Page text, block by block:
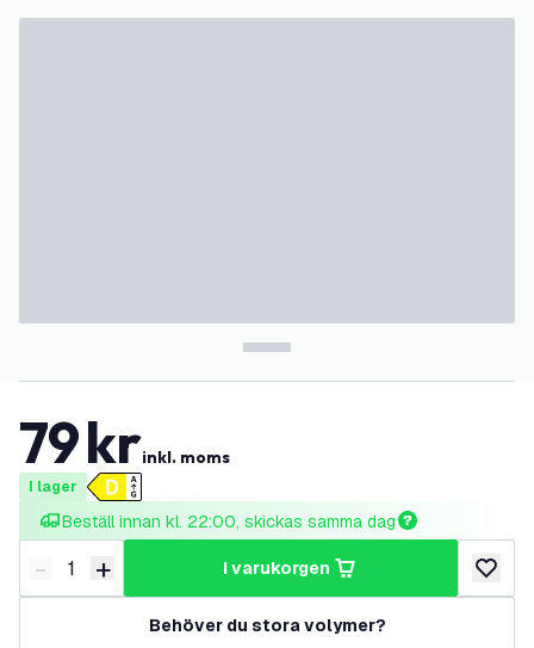
79krinkl. moms
I lager
Beställ innan kl. 22:00, skickas samma dag
Minska antal
- Öka antal
+ i varukorgen
lägg
Behöver du stora volymer?